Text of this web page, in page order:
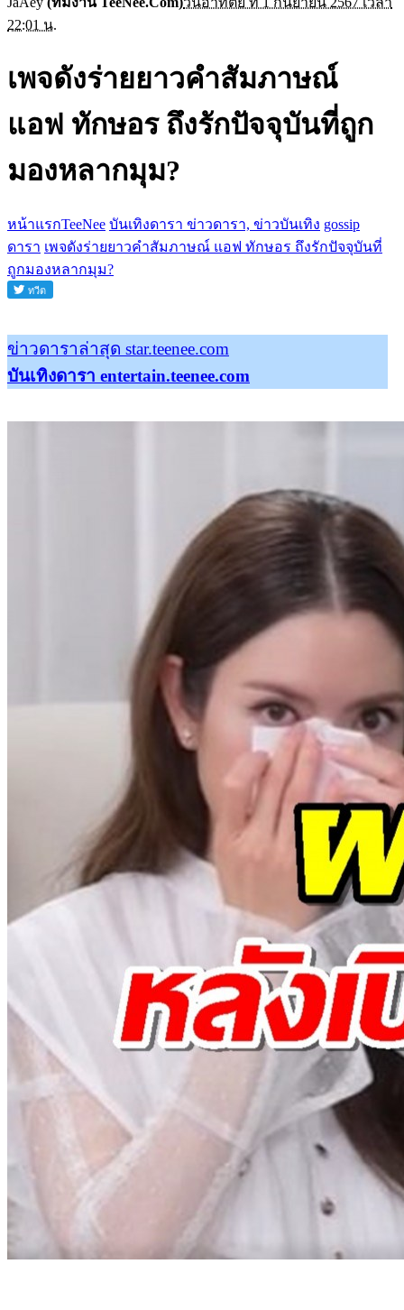
22:01 น.
เพจดังร่ายยาวคําสัมภาษณ์
แอฟ ทักษอร ถึงรักปัจจุบันที่ถูก
มองหลากมุม?
หน้าแรกTeeNee บันเทิงดารา ข่าวดารา, ข่าวบันเทิง gossip
ดารา เพจดังร่ายยาวคําสัมภาษณ์ แอฟ ทักษอร ถึงรักปัจจุบันที่
ถูกมองหลากมุม?
ข่าวดาราล่าสุด star.teenee.com
บันเทิงดารา entertain.teenee.com